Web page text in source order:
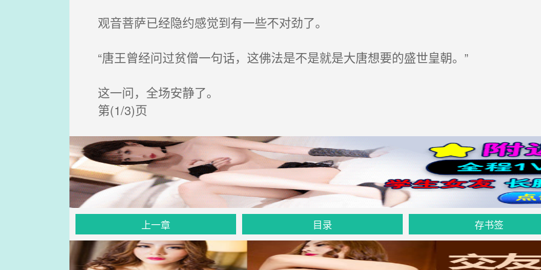
观音菩萨已经隐约感觉到有一些不对劲了。
“唐王曾经问过贫僧一句话，这佛法是不是就是大唐想要的盛世皇朝。”
这一问，全场安静了。
第(1/3)页
上一章 目录 存书签